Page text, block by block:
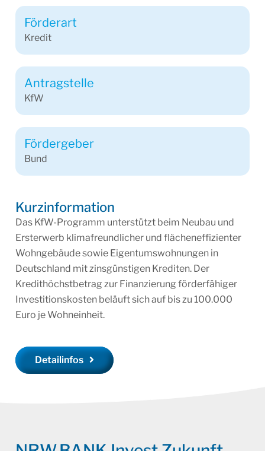
Kurzinformation
Das KfW-Programm unterstützt beim Neubau und
Ersterwerb klimafreundlicher und flächeneffizienter
Wohngebäude sowie Eigentumswohnungen in
Deutschland mit zinsgünstigen Krediten. Der
Kredithöchstbetrag zur Finanzierung förderfähiger
Investitionskosten beläuft sich auf bis zu 100.000
Euro je Wohneinheit.
Detailinfos
Förderart
Kredit
Antragstelle
KfW
Fördergeber
Bund